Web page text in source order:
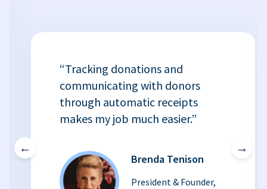
←
“Tracking donations and
communicating with donors
through automatic receipts
makes my job much easier.”
Brenda Tenison
President & Founder,
→